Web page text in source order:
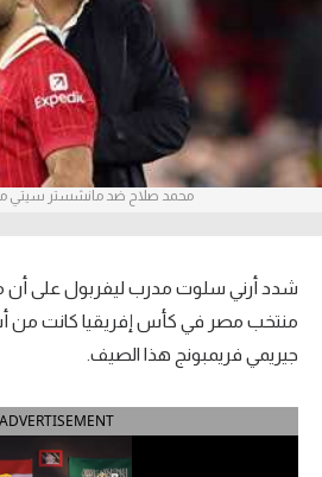
ركن الألعاب
بطولات
أمريكا 2026
الدوري الإنجليزي الممتاز
الدوري الإسباني
محمد صلاح ضد مانشستر سيتي
شدد أرني سلوت مدرب ليفربول على
منتخب مصر في كأس إفريقيا كانت من
جيريمي فريمبونج هذا الصيف.
ADVERTISEMENT